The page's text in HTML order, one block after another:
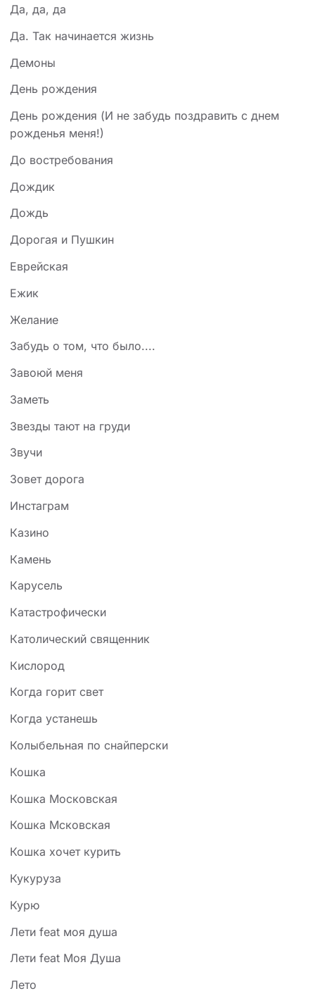
Да, да, да
Да. Так начинается жизнь
Демоны
День рождения
День рождения (И не забудь поздравить с днем
рожденья меня!)
До востребования
Дождик
Дождь
Дорогая и Пушкин
Еврейская
Ежик
Желание
Забудь о том, что было....
Завоюй меня
Заметь
Звезды тают на груди
Звучи
Зовет дорога
Инстаграм
Казино
Камень
Карусель
Катастрофически
Католический священник
Кислород
Когда горит свет
Когда устанешь
Колыбельная по снайперски
Кошка
Кошка Московская
Кошка Мсковская
Кошка хочет курить
Кукуруза
Курю
Лети feat моя душа
Лети feat Моя Душа
Лето